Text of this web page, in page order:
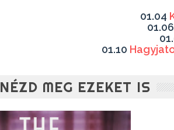
01.04
01.10
NÉZD MEG EZEKET IS